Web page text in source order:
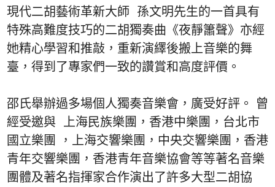
現代二胡藝術革新大師 孫文明先生的一首具有
特殊高難度技巧的二胡獨奏曲《夜靜簫聲》亦經
她精心學習和推敲，重新演繹後搬上音樂的舞
臺，得到了專家們一致的讚賞和高度評價。
邵氏舉辦過多場個人獨奏音樂會，廣受好評。 曾
經受邀與 上海民族樂團，香港中樂團，台北市
國立樂團 ，上海交響樂團，中央交響樂團，香港
青年交響樂團，香港青年音樂協會等等著名音樂
團體及著名指揮家合作演出了許多大型二胡協